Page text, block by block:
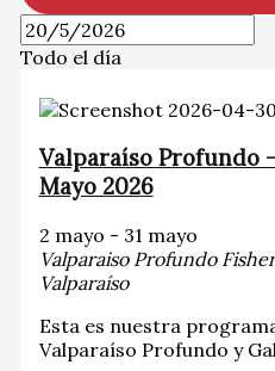
Todo el día
Valparaíso Profundo
Mayo 2026
2 mayo - 31 mayo
Valparaiso Profundo
Valparaíso
Esta es nuestra
Valparaíso Profundo y